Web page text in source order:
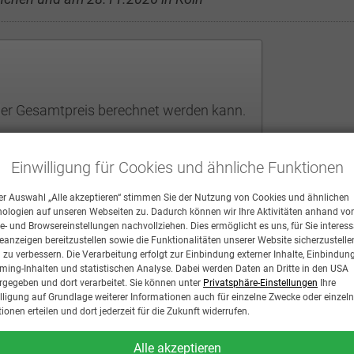
Einwilligung für Cookies und ähnliche Funktionen
Auswahl „Alle akzeptieren“ stimmen Sie der Nutzung von Cookies und ähnlichen
auf unseren Webseiten zu. Dadurch können wir Ihre Aktivitäten anhand
und Browsereinstellungen nachvollziehen. Dies ermöglicht es uns, für Sie
bereitzustellen sowie die Funktionalitäten unserer Website
zu verbessern. Die Verarbeitung erfolgt zur Einbindung externer Inhalte,
Inhalten und statistischen Analyse. Dabei werden Daten an Dritte in den USA
und dort verarbeitet. Sie können unter Privatsphäre-Einstellungen Ihre
auf Grundlage weiterer Informationen auch für einzelne Zwecke oder
erteilen und dort jederzeit für die Zukunft widerrufen.
Alle akzeptieren
Gesamtpreis berechnet werden kann.
vor dem jeweiligen Lehrgangstermin.
gebührenfrei stornieren.
auf einen späteren Termin verlegt werden, gelten die zu
Abweichende
ACHTUNG: Wenn die Rechnung an
Bearbeitung ist nur möglich, wenn